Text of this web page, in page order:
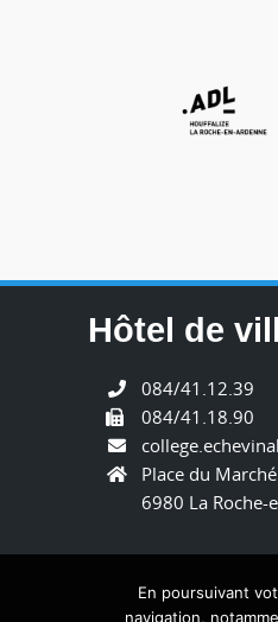
En poursuivant
navigation,
Hôtel de
084/41.12.39
084/41.18.90
Place du
6980 La Roche-